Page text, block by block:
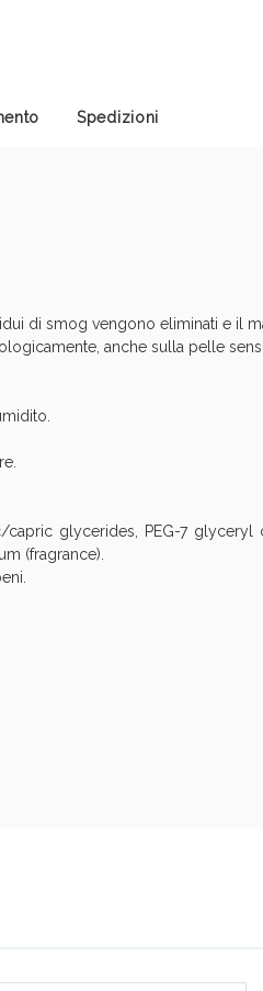
Spedizioni
di smog vengono eliminati e il
anche sulla pelle
glycerides, PEG-7
(fragrance).
Vie Urinarie e Prostata: